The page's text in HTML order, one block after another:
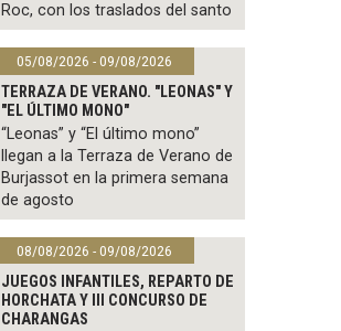
Roc, con los traslados del santo
05/08/2026 - 09/08/2026
TERRAZA DE VERANO. "LEONAS" Y
"EL ÚLTIMO MONO"
“Leonas” y “El último mono”
llegan a la Terraza de Verano de
Burjassot en la primera semana
de agosto
08/08/2026 - 09/08/2026
JUEGOS INFANTILES, REPARTO DE
HORCHATA Y III CONCURSO DE
CHARANGAS